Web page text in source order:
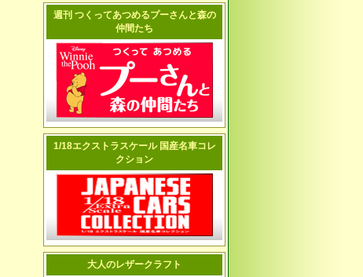
週刊 つくってあつめるプーさんと森の
仲間たち
1/18エクストラスケール 国産名車コレ
クション
大人のレザークラフト